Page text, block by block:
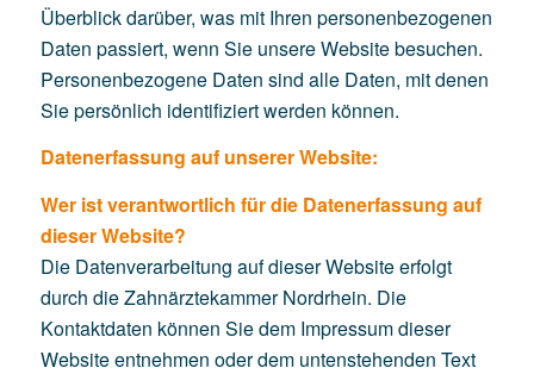
Überblick darüber, was mit Ihren personenbezogenen
Daten passiert, wenn Sie unsere Website besuchen.
Personenbezogene Daten sind alle Daten, mit denen
Sie persönlich identifiziert werden können.
Datenerfassung auf unserer Website:
Wer ist verantwortlich für die Datenerfassung auf
dieser Website?
Die Datenverarbeitung auf dieser Website erfolgt
durch die Zahnärztekammer Nordrhein. Die
Kontaktdaten können Sie dem Impressum dieser
Website entnehmen oder dem untenstehenden Text